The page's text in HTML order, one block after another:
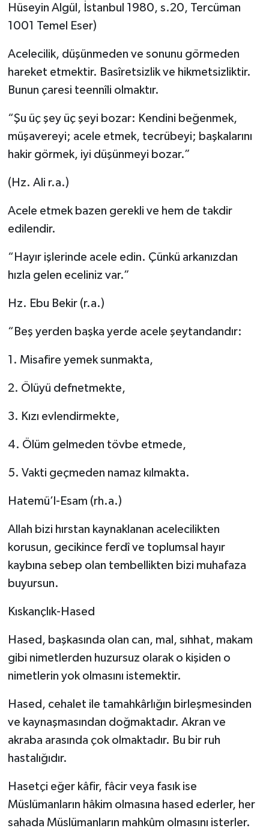
Hüseyin Algül, İstanbul 1980, s.20, Tercüman
1001 Temel Eser)
Acelecilik, düşünmeden ve sonunu görmeden
hareket etmektir. Basîretsizlik ve hikmetsizliktir.
Bunun çaresi teennîli olmaktır.
“Şu üç şey üç şeyi bozar: Kendini beğenmek,
müşavereyi; acele etmek, tecrübeyi; başkalarını
hakir görmek, iyi düşünmeyi bozar.”
(Hz. Ali r.a.)
Acele etmek bazen gerekli ve hem de takdir
edilendir.
“Hayır işlerinde acele edin. Çünkü arkanızdan
hızla gelen eceliniz var.”
Hz. Ebu Bekir (r.a.)
“Beş yerden başka yerde acele şeytandandır:
1. Misafire yemek sunmakta,
2. Ölüyü defnetmekte,
3. Kızı evlendirmekte,
4. Ölüm gelmeden tövbe etmede,
5. Vakti geçmeden namaz kılmakta.
Hatemü’l-Esam (rh.a.)
Allah bizi hırstan kaynaklanan acelecilikten
korusun, gecikince ferdî ve toplumsal hayır
kaybına sebep olan tembellikten bizi muhafaza
buyursun.
Kıskançlık-Hased
Hased, başkasında olan can, mal, sıhhat, makam
gibi nimetlerden huzursuz olarak o kişiden o
nimetlerin yok olmasını istemektir.
Hased, cehalet ile tamahkârlığın birleşmesinden
ve kaynaşmasından doğmaktadır. Akran ve
akraba arasında çok olmaktadır. Bu bir ruh
hastalığıdır.
Hasetçi eğer kâfir, fâcir veya fasık ise
Müslümanların hâkim olmasına hased ederler, her
sahada Müslümanların mahkûm olmasını isterler.